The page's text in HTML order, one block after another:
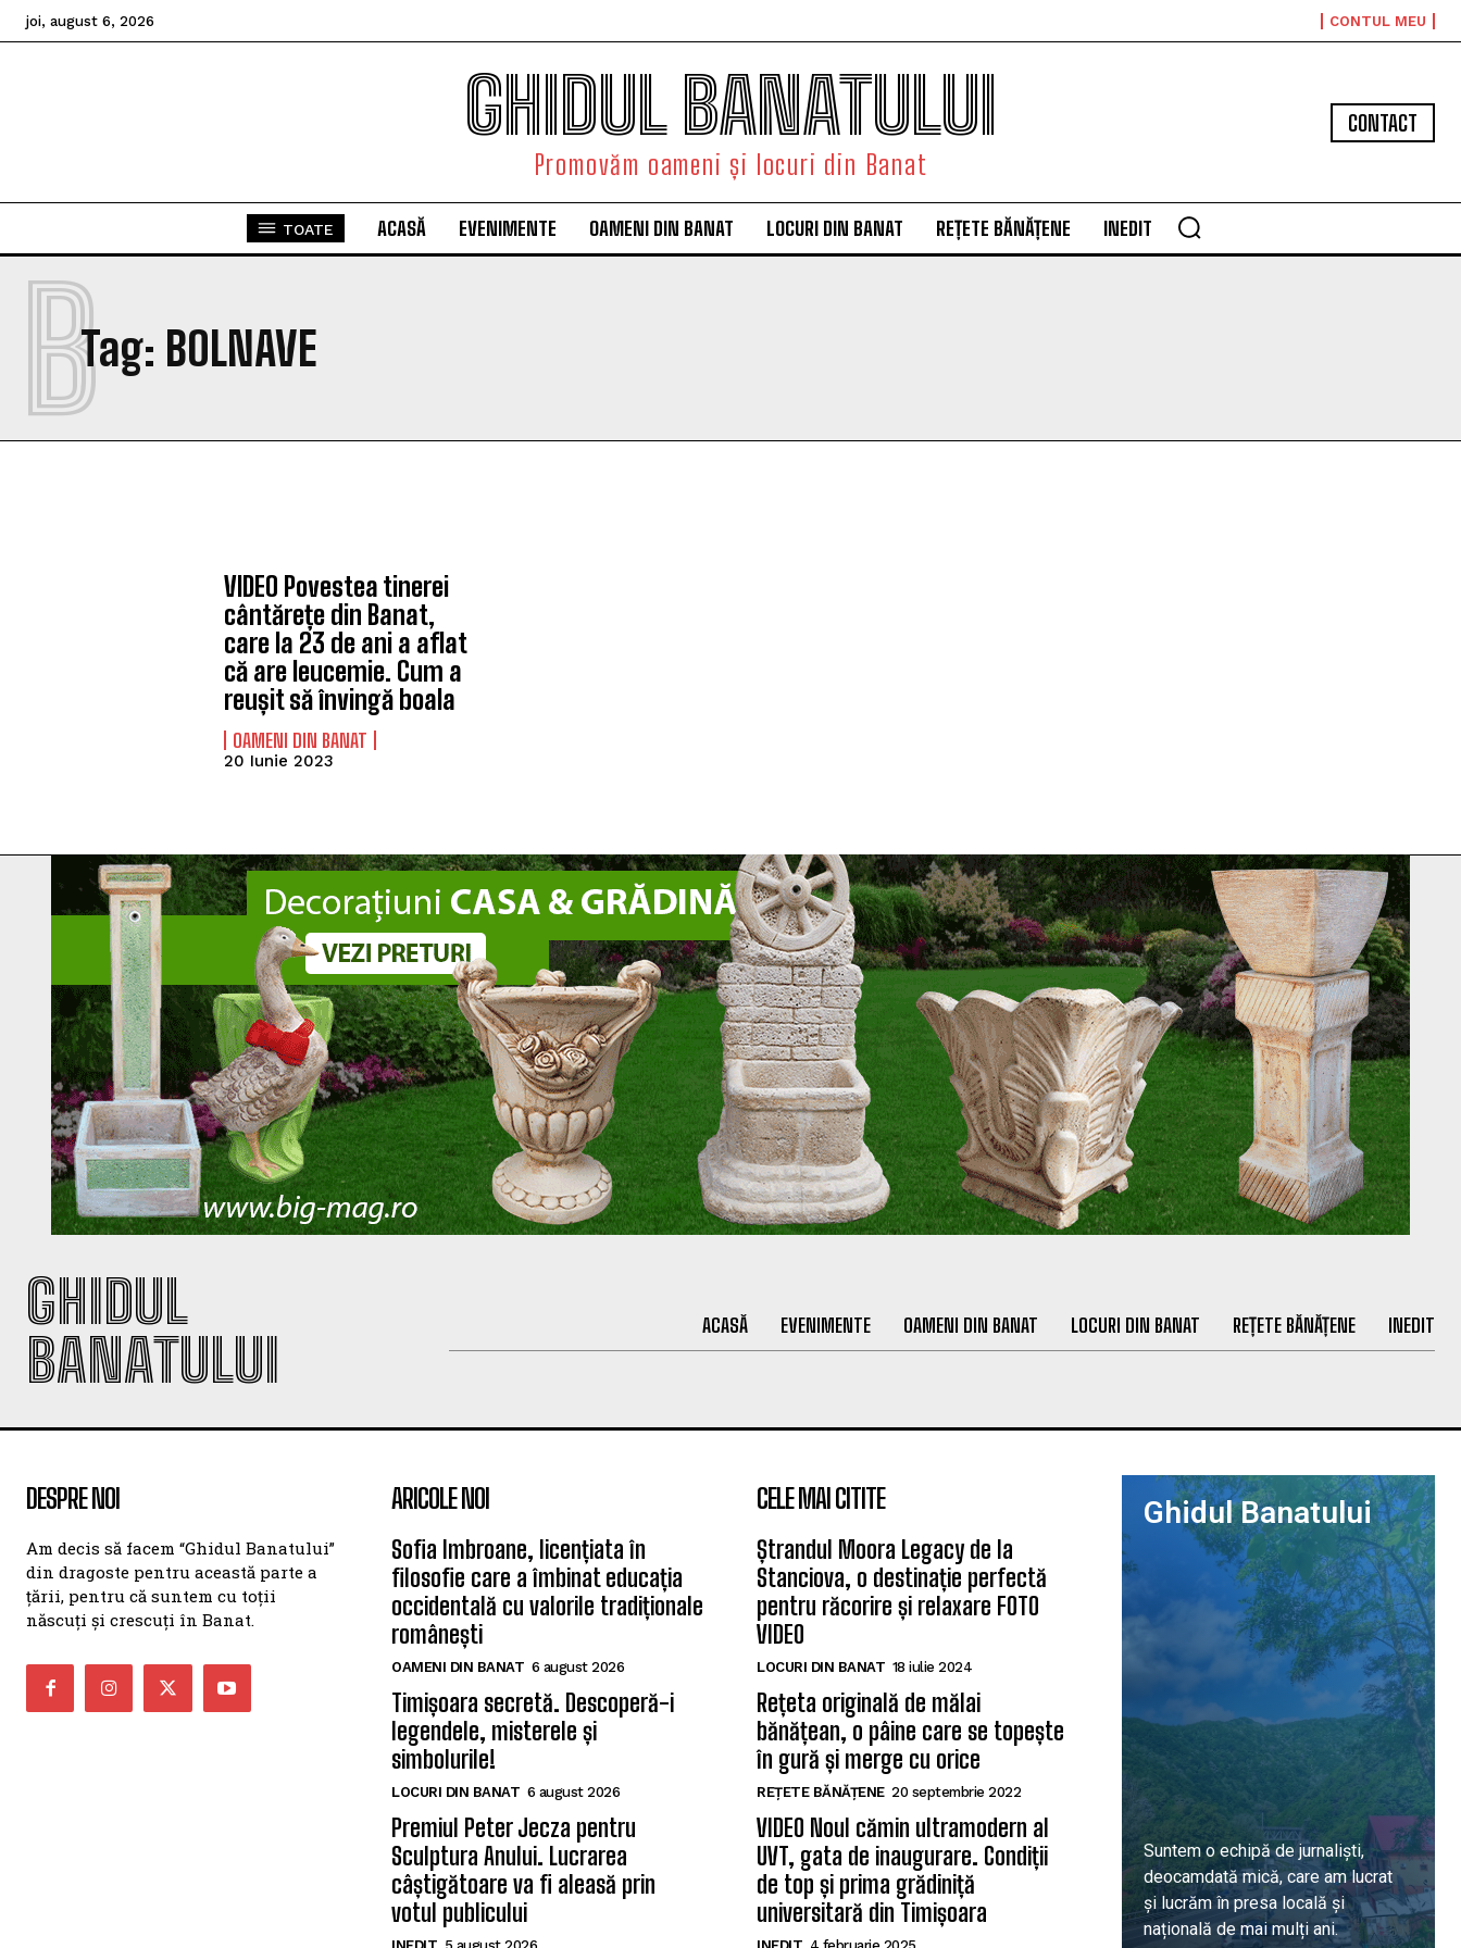
joi, august 6, 2026 CONTUL MEU
GHIDUL BANATULUI
Promovăm oameni și locuri din Banat
CONTACT
TOATE ACASĂ EVENIMENTE OAMENI DIN BANAT LOCURI DIN BANAT REȚETE BĂNĂȚENE INEDIT
Tag: BOLNAVE
B
VIDEO Povestea tinerei
cântărețe din Banat,
care la 23 de ani a aflat
că are leucemie. Cum a
reușit să învingă boala
OAMENI DIN BANAT
20 Iunie 2023
GHIDUL
BANATULUI
ACASĂ EVENIMENTE OAMENI DIN BANAT LOCURI DIN BANAT REȚETE BĂNĂȚENE INEDIT
DESPRE NOI
Am decis să facem “Ghidul Banatului”
din dragoste pentru această parte a
țării, pentru că suntem cu toții
născuți și crescuți în Banat.
ARICOLE NOI
Sofia Imbroane, licențiata în
filosofie care a îmbinat educația
occidentală cu valorile tradiționale
românești
OAMENI DIN BANAT 6 august 2026
Timișoara secretă. Descoperă-i
legendele, misterele și
simbolurile!
LOCURI DIN BANAT 6 august 2026
Premiul Peter Jecza pentru
Sculptura Anului. Lucrarea
câștigătoare va fi aleasă prin
votul publicului
CELE MAI CITITE
Ștrandul Moora Legacy de la
Stanciova, o destinație perfectă
pentru răcorire și relaxare FOTO
VIDEO
LOCURI DIN BANAT 18 iulie 2024
Rețeta originală de mălai
bănățean, o pâine care se topește
în gură și merge cu orice
REȚETE BĂNĂȚENE 20 septembrie 2022
VIDEO Noul cămin ultramodern al
UVT, gata de inaugurare. Condiții
de top și prima grădiniță
universitară din Timișoara
Ghidul Banatului
Suntem o echipă de jurnaliști,
deocamdată mică, care am lucrat
și lucrăm în presa locală și
națională de mai mulți ani.